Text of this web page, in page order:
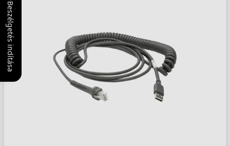
Beszélgetés indítása